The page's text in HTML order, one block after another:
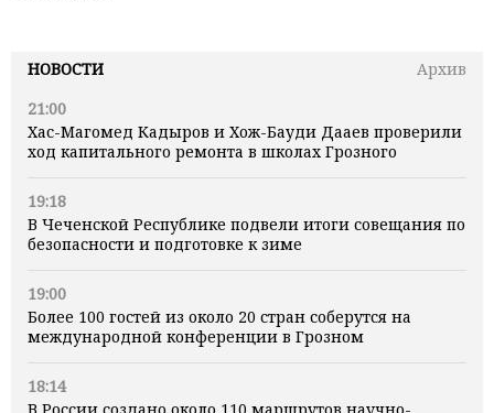
НОВОСТИ
Архив
21:00
Хас-Магомед Кадыров и Хож-Бауди Дааев проверили
ход капитального ремонта в школах Грозного
19:18
В Чеченской Республике подвели итоги совещания по
безопасности и подготовке к зиме
19:00
Более 100 гостей из около 20 стран соберутся на
международной конференции в Грозном
18:14